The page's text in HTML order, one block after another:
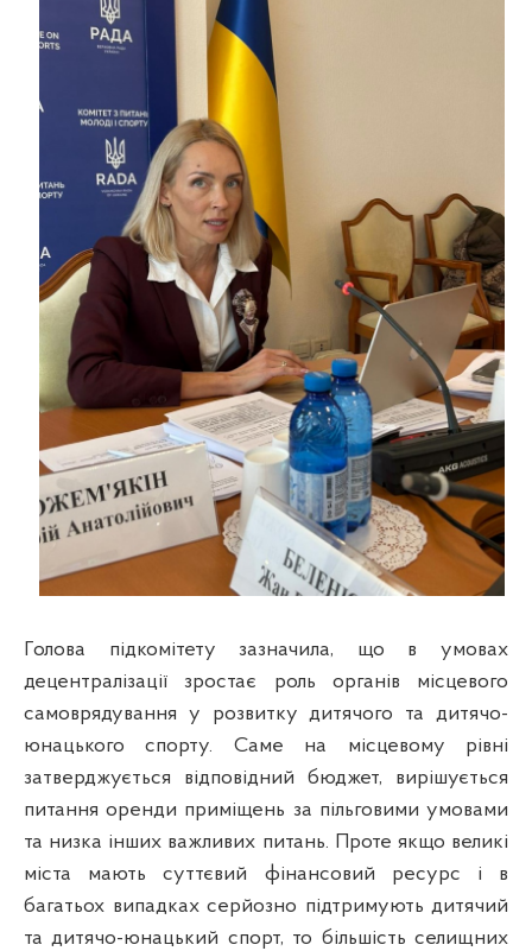
Голова підкомітету зазначила, що в умовах
децентралізації зростає роль органів місцевого
самоврядування у розвитку дитячого та дитячо-
юнацького спорту. Саме на місцевому рівні
затверджується відповідний бюджет, вирішується
питання оренди приміщень за пільговими умовами
та низка інших важливих питань. Проте якщо великі
міста мають суттєвий фінансовий ресурс і в
багатьох випадках серйозно підтримують дитячий
та дитячо-юнацький спорт, то більшість селищних